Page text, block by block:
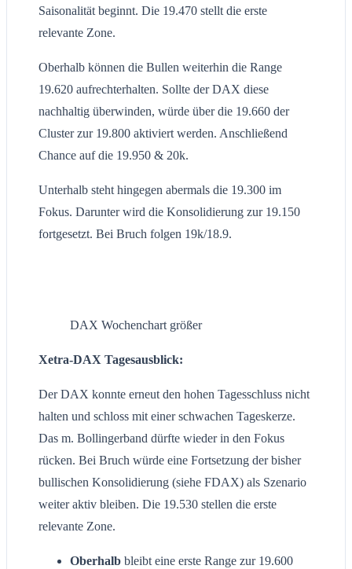
Saisonalität beginnt. Die 19.470 stellt die erste
relevante Zone.
Oberhalb können die Bullen weiterhin die Range
19.620 aufrechterhalten. Sollte der DAX diese
nachhaltig überwinden, würde über die 19.660 der
Cluster zur 19.800 aktiviert werden. Anschließend
Chance auf die 19.950 & 20k.
Unterhalb steht hingegen abermals die 19.300 im
Fokus. Darunter wird die Konsolidierung zur 19.150
fortgesetzt. Bei Bruch folgen 19k/18.9.
DAX Wochenchart größer
Xetra-DAX Tagesausblick:
Der DAX konnte erneut den hohen Tagesschluss nicht
halten und schloss mit einer schwachen Tageskerze.
Das m. Bollingerband dürfte wieder in den Fokus
rücken. Bei Bruch würde eine Fortsetzung der bisher
bullischen Konsolidierung (siehe FDAX) als Szenario
weiter aktiv bleiben. Die 19.530 stellen die erste
relevante Zone.
Oberhalb bleibt eine erste Range zur 19.600